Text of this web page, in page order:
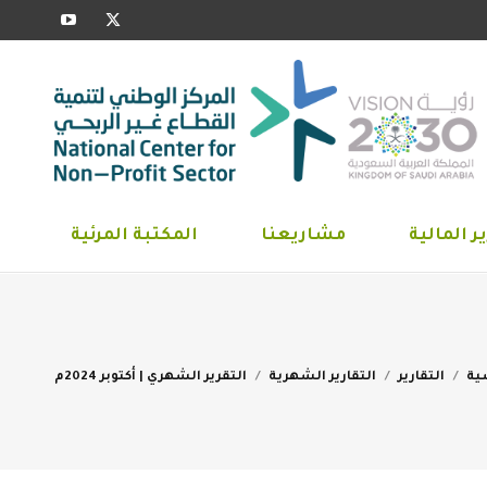
X
opens
in
new
window
opens
in
new
window
المالية مشاريعنا المكتبة المرئية
التقارير التقارير الشهرية التقرير الشهري | أكتوبر 2024م
المالية مشاريعنا المكتبة المرئية